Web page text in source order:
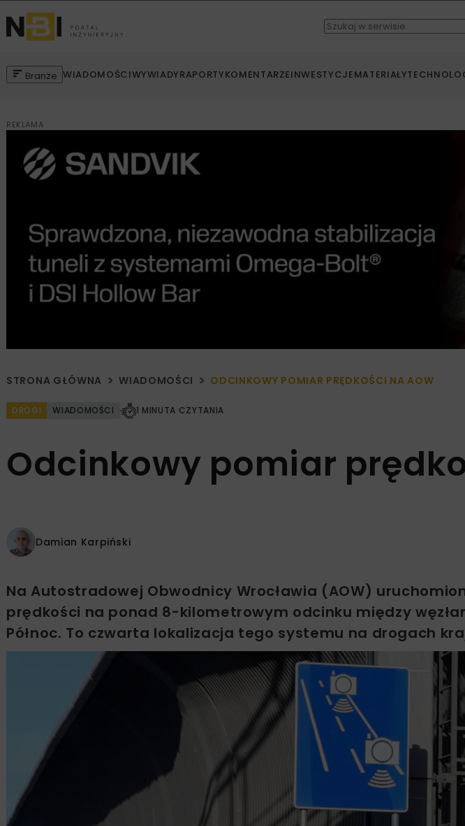
Branże WIADOMOŚCIWYWIADYRAPORTYKOMENTARZEINWESTYCJEMATERIAŁY
REKLAMA
STRONA GŁÓWNA WIADOMOŚCI ODCINKOWY POMIAR PRĘDKOŚCI NA AOW
DROGI WIADOMOŚCI 1 MINUTA CZYTANIA
Odcinkowy pomiar
Damian Karpiński
Na Autostradowej Obwodnicy Wrocławia (AOW)
prędkości na ponad 8-kilometrowym odcinku między
Północ. To czwarta lokalizacja tego systemu na drogach